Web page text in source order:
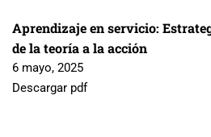
Aprendizaje en servicio:
de la teoría a la acción
6 mayo, 2025
Descargar pdf